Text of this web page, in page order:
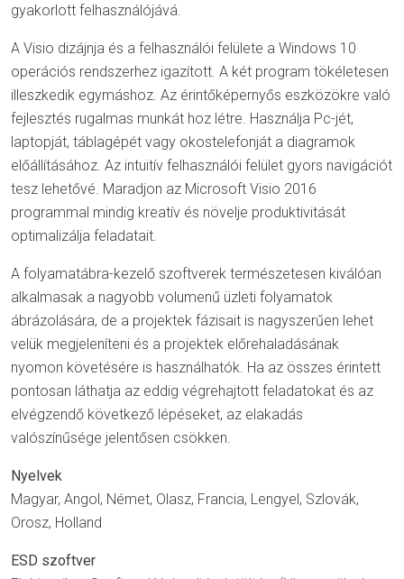
gyakorlott felhasználójává.
A Visio dizájnja és a felhasználói felülete a Windows 10
operációs rendszerhez igazított. A két program tökéletesen
illeszkedik egymáshoz. Az érintőképernyős eszközökre való
fejlesztés rugalmas munkát hoz létre. Használja Pc-jét,
laptopját, táblagépét vagy okostelefonját a diagramok
előállításához. Az intuitív felhasználói felület gyors navigációt
tesz lehetővé. Maradjon az Microsoft Visio 2016
programmal mindig kreatív és növelje produktivitását
optimalizálja feladatait.
A folyamatábra-kezelő szoftverek természetesen kiválóan
alkalmasak a nagyobb volumenű üzleti folyamatok
ábrázolására, de a projektek fázisait is nagyszerűen lehet
velük megjeleníteni és a projektek előrehaladásának
nyomon követésére is használhatók. Ha az összes érintett
pontosan láthatja az eddig végrehajtott feladatokat és az
elvégzendő következő lépéseket, az elakadás
valószínűsége jelentősen csökken.
Nyelvek
Magyar, Angol, Német, Olasz, Francia, Lengyel, Szlovák,
Orosz, Holland
ESD szoftver